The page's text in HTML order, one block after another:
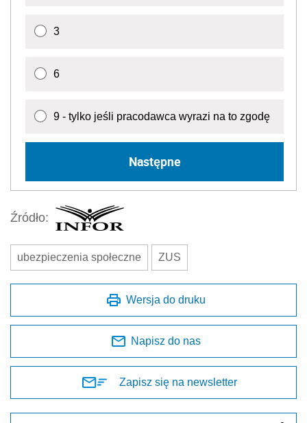
3
6
9 - tylko jeśli pracodawca wyrazi na to zgodę
Następne
Źródło:
ubezpieczenia społeczne ZUS
Wersja do druku
Napisz do nas
Zapisz się na newsletter